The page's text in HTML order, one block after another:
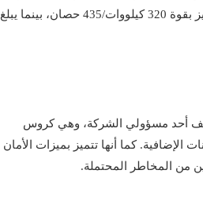
القيادة الآلي سواء على الطرق الممهدة أو الوعرة، وتتميز بقوة 320 كيلووات/435 حصان، بينما يبلغ
وصف أحد مسؤولي الشركة، وهي كروس
كما أنها تتميز بميزات الأمان
من المخاطر المحتملة.